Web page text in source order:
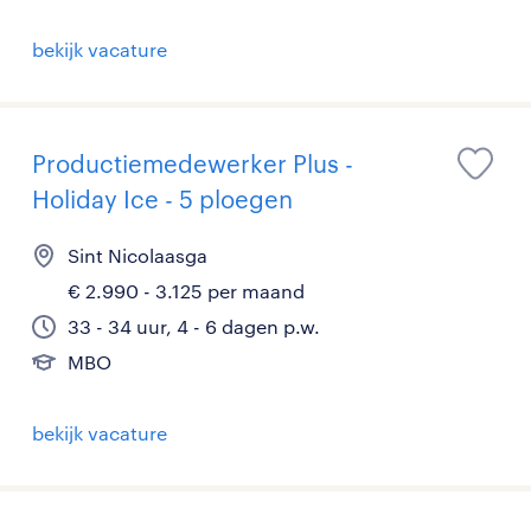
bekijk vacature
Productiemedewerker Plus -
Holiday Ice - 5 ploegen
Sint Nicolaasga
€ 2.990 - 3.125 per maand
33 - 34 uur, 4 - 6 dagen p.w.
MBO
bekijk vacature